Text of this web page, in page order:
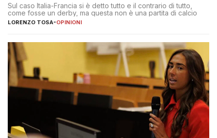
Sul caso Italia-Francia si è detto tutto e il contrario di tutto,
come fosse un derby, ma questa non è una partita di calcio
LORENZO TOSA-OPINIONI